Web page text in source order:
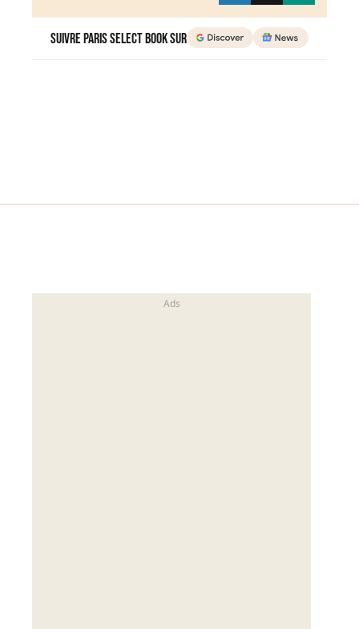
Suivre Paris Select Book sur